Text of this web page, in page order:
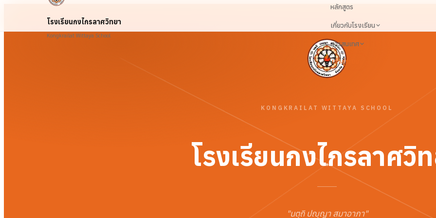
โรงเรียนกงไกรลาศวิทยา
Kongkrailat Wittaya School
หลักสูตร
เกี่ยวกับโรงเรียน
สารสนเทศ
เข้าสู่ระบบ
KONGKRAILAT WITTAYA SCHOOL
โรงเรียนกงไกรลาศวิ
"นตฺถิ ปญฺญา สมาอาภา"